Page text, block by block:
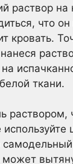
раствор на
что он
кровать.
ткани.
раствором,
самодельный